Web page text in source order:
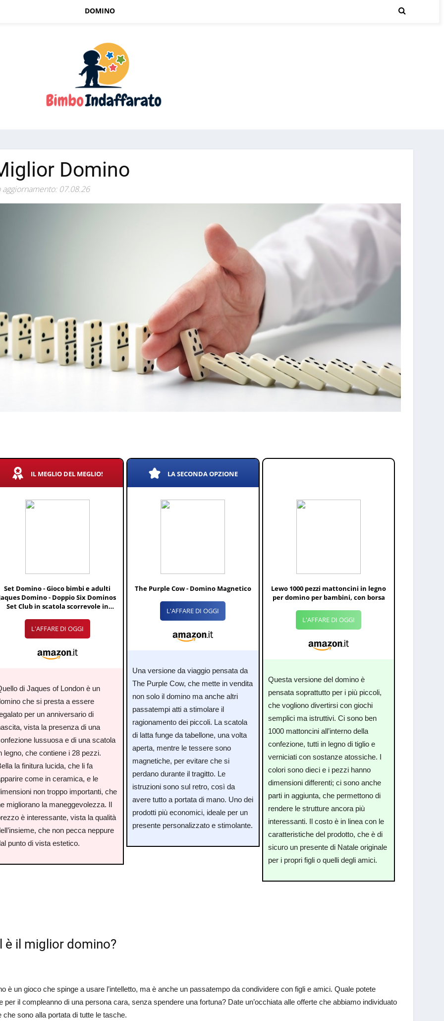
DOMINO
Domino
07.08.26
IL MEGLIO DEL MEGLIO!
Set Domino - Gioco bimbi e adulti
Domino - Doppio Six Dominos
Set Club in scatola scorrevole in
L'AFFARE DI OGGI
di Jaques of London è un
che si presta a essere
per un anniversario di
vista la presenza di una
lussuosa e di una scatola
legno, che contiene i 28 pezzi.
la finitura lucida, che li fa
come in ceramica, e le
non troppo importanti, che
migliorano la maneggevolezza. Il
è interessante, vista la qualità
che non pecca neppure
punto di vista estetico.
LA SECONDA OPZIONE
The Purple Cow - Domino Magnetico
L'AFFARE DI OGGI
Una versione da viaggio pensata da
The Purple Cow, che mette in vendita
non solo il domino ma anche altri
passatempi atti a stimolare il
ragionamento dei piccoli. La scatola
di latta funge da tabellone, una volta
aperta, mentre le tessere sono
magnetiche, per evitare che si
perdano durante il tragitto. Le
istruzioni sono sul retro, così da
avere tutto a portata di mano. Uno dei
prodotti più economici, ideale per un
presente personalizzato e stimolante.
Lewo 1000 pezzi mattoncini in legno
per domino per bambini, con borsa
L'AFFARE DI OGGI
Questa versione del domino è
pensata soprattutto per i più piccoli,
che vogliono divertirsi con giochi
semplici ma istruttivi. Ci sono ben
1000 mattoncini all’interno della
confezione, tutti in legno di tiglio e
verniciati con sostanze atossiche. I
colori sono dieci e i pezzi hanno
dimensioni differenti; ci sono anche
parti in aggiunta, che permettono di
rendere le strutture ancora più
interessanti. Il costo è in linea con le
caratteristiche del prodotto, che è di
sicuro un presente di Natale originale
per i propri figli o quelli degli amici.
è il miglior domino?
è un gioco che spinge a usare l’intelletto, ma è anche un passatempo da condividere con figli e amici. Quale potete
per il compleanno di una persona cara, senza spendere una fortuna? Date un’occhiata alle offerte che abbiamo individuato
che sono alla portata di tutte le tasche.